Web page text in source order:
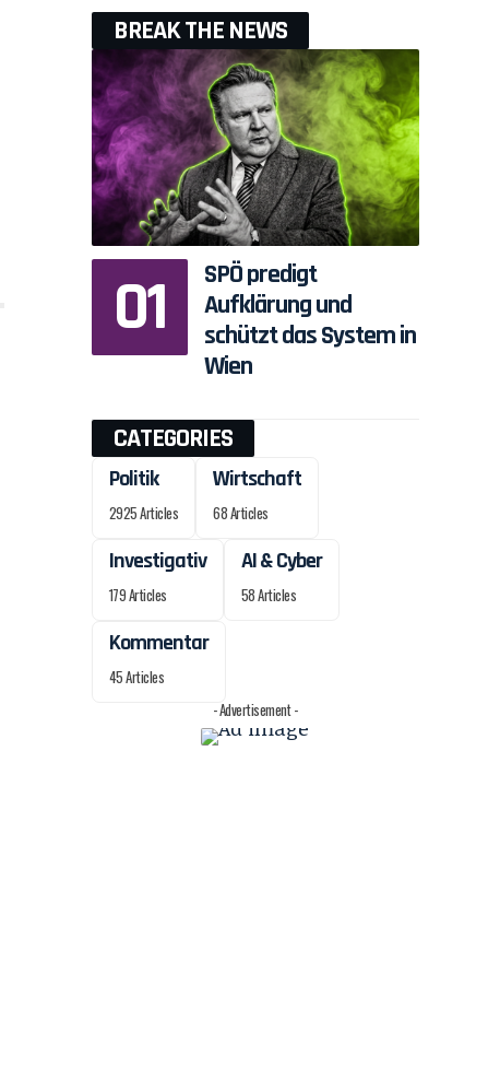
BREAK THE NEWS
SPÖ predigt
Aufklärung und
schützt das System in
Wien
CATEGORIES
Politik
2925 Articles
Wirtschaft
68 Articles
Investigativ
179 Articles
AI & Cyber
58 Articles
Kommentar
45 Articles
- Advertisement -